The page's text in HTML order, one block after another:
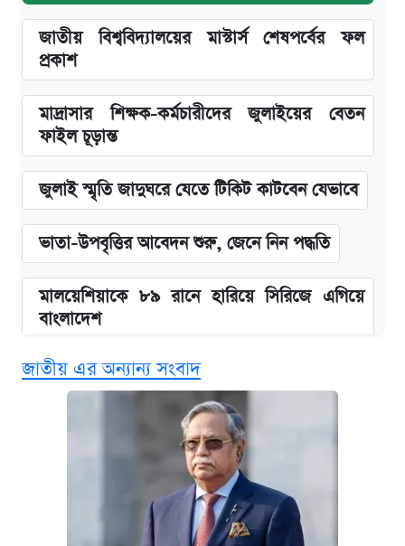
জাতীয় বিশ্ববিদ্যালয়ের মাস্টার্স শেষপর্বের ফল
প্রকাশ
মাদ্রাসার শিক্ষক-কর্মচারীদের জুলাইয়ের বেতন
ফাইল চূড়ান্ত
জুলাই স্মৃতি জাদুঘরে যেতে টিকিট কাটবেন যেভাবে
ভাতা-উপবৃত্তির আবেদন শুরু, জেনে নিন পদ্ধতি
মালয়েশিয়াকে ৮৯ রানে হারিয়ে সিরিজে এগিয়ে
বাংলাদেশ
এসএসসির ফল পুনঃনিরীক্ষণে আবেদন করবেন
যেভাবে
দাখিল ও কারিগরি বোর্ডের ফল দেখবেন যেভাবে
আজকের বাজারে স্বর্ণের দাম (৯ আগস্ট)
জাতীয় এর অন্যান্য সংবাদ